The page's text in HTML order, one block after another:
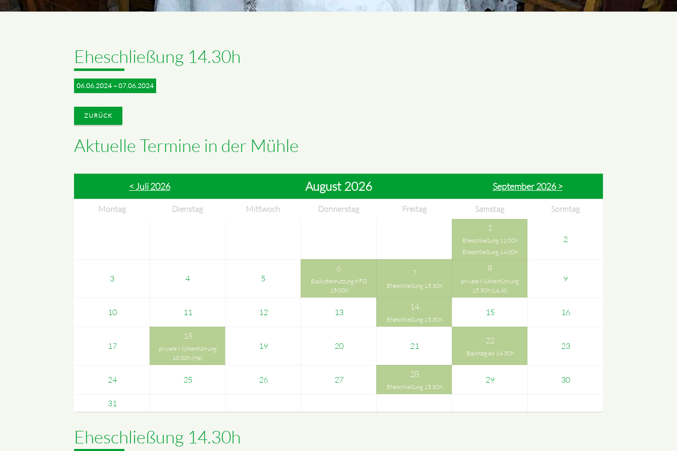
Eheschließung 14.30h
06.06.2024 – 07.06.2024
ZURÜCK
Aktuelle Termine in der Mühle
< Juli 2026 August 2026 September 2026 >
Montag Dienstag Mittwoch Donnerstag Freitag Samstag
Sonntag
1
Eheschließung 11.00h
Eheschließung 14.00h
2
3 4 5
6
Backofennutzung KFD
15.00h
7
Eheschließung 15.30h
8
private Mühlenführung
15.30h (La,Jö)
9
10 11 12 13
14
Eheschließung 15.30h
15 16
17
18
private Mühlenführung
10.30h (Ha)
19 20 21
22
Backtag ab 14.30h
23
24 25 26 27
28
Eheschließung 15.30h
29 30
31
Eheschließung 14.30h